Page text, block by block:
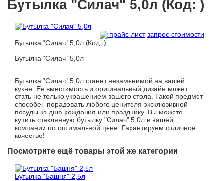
Бутылка "Силач" 5,0л (Код: )
прайс-лист запрос стоимости
Бутылка "Силач" 5,0л (Код: )
Бутылка "Силач" 5,0л
Бутылка "Силач" 5,0л станет незаменимой на вашей
кухне. Ее вместимость и оригинальный дизайн может
стать не только украшением вашего стола. Такой предмет
способен порадовать любого ценителя эксклюзивной
посуды ко дню рождения или празднику. Вы можете
купить стеклянную бутылку "Силач" 5,0л в нашей
компании по оптимальной цене. Гарантируем отличное
качество!
Посмотрите ещё товары этой же категории
Бутылка "Башня" 2,5л